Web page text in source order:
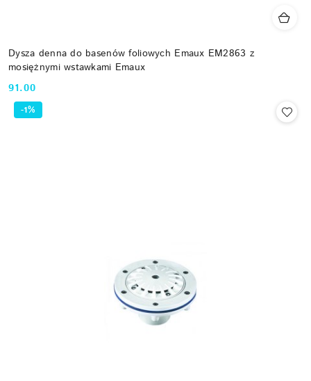
Dysza denna do basenów foliowych Emaux EM2863 z
mosiężnymi wstawkami Emaux
Cena:
91.00
-1%